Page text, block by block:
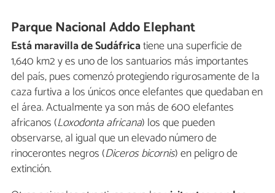
Parque Nacional Addo Elephant
Está maravilla de Sudáfricatiene una superficie de
1,640 km2 y es uno de los santuarios más importantes
del país, pues comenzó protegiendo rigurosamente de la
caza furtiva a los únicos once elefantes que quedaban en
el área. Actualmente ya son más de 600 elefantes
africanos (Loxodonta africana) los que pueden
observarse, al igual que un elevado número de
rinocerontes negros (Diceros bicornis) en peligro de
extinción.